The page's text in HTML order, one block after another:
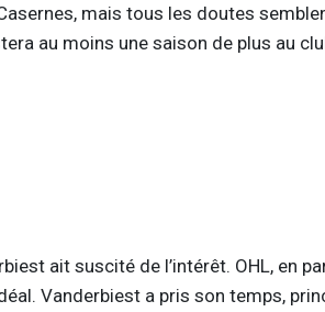
mais tous les doutes
au moins une saison de plus au
ait suscité de l’intérêt. OHL, en
Vanderbiest a pris son temps,